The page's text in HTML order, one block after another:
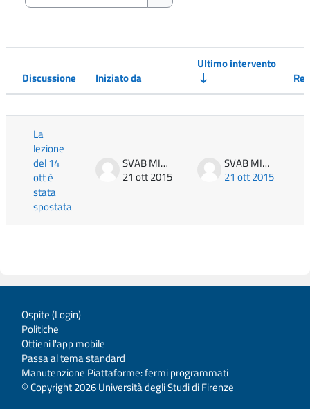
Cerca nei forum
Elenco delle discussioni. Visualizzazione
Stato
Discussione Iniziato da
Ultimo intervento
La
lezione
del 14
ott è
stata
spostata
SVAB MITJA
21 ott 2015
SVAB MITJA
21 ott 2015
Ospite (Login)
Politiche
Ottieni l'app mobile
Passa al tema standard
Manutenzione Piattaforme: fermi programmati
© Copyright 2026 Università degli Studi di Firenze